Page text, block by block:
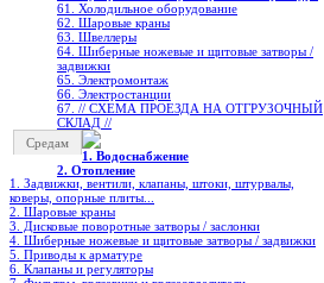
61. Холодильное oборудование
62. Шаровые краны
63. Швеллеры
64. Шиберные ножевые и щитовые затворы /
задвижки
65. Электромонтаж
66. Электростанции
67. // СХЕМА ПРОЕЗДА НА ОТГРУЗОЧНЫЙ
СКЛАД //
Средам
1. Водоснабжение
2. Отопление
1. Задвижки, вентили, клапаны, штоки, штурвалы,
коверы, опорные плиты...
2. Шаровые краны
3. Дисковые поворотные затворы / заслонки
4. Шиберные ножевые и щитовые затворы / задвижки
5. Приводы к арматуре
6. Клапаны и регуляторы